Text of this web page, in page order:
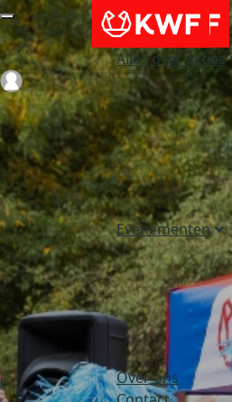
Alles over acties
Evenementen
Over ons
Login